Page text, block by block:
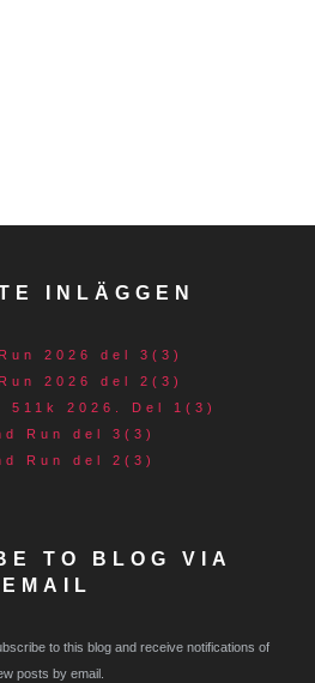
INLÄGGEN
2026 del 3(3)
2026 del 2(3)
511k 2026. Del 1(3)
Run del 3(3)
Run del 2(3)
TO BLOG VIA
EMAIL
to this blog and receive notifications of
posts by email.